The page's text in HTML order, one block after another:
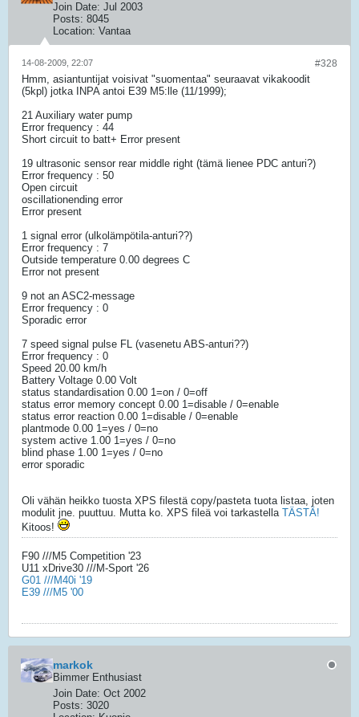
Join Date: Jul 2003
Posts: 8045
Location: Vantaa
#328
14-08-2009, 22:07
Hmm, asiantuntijat voisivat "suomentaa" seuraavat vikakoodit
(5kpl) jotka INPA antoi E39 M5:lle (11/1999);
21 Auxiliary water pump
Error frequency : 44
Short circuit to batt+ Error present
19 ultrasonic sensor rear middle right (tämä lienee PDC anturi?)
Error frequency : 50
Open circuit
oscillationending error
Error present
1 signal error (ulkolämpötila-anturi??)
Error frequency : 7
Outside temperature 0.00 degrees C
Error not present
9 not an ASC2-message
Error frequency : 0
Sporadic error
7 speed signal pulse FL (vasenetu ABS-anturi??)
Error frequency : 0
Speed 20.00 km/h
Battery Voltage 0.00 Volt
status standardisation 0.00 1=on / 0=off
status error memory concept 0.00 1=disable / 0=enable
status error reaction 0.00 1=disable / 0=enable
plantmode 0.00 1=yes / 0=no
system active 1.00 1=yes / 0=no
blind phase 1.00 1=yes / 0=no
error sporadic
Oli vähän heikko tuosta XPS filestä copy/pasteta tuota listaa, joten
modulit jne. puuttuu. Mutta ko. XPS fileä voi tarkastella TÄSTÄ!
Kitoos!
F90 ///M5 Competition '23
U11 xDrive30 ///M-Sport '26
G01 ///M40i '19
E39 ///M5 '00
markok
Bimmer Enthusiast
Join Date: Oct 2002
Posts: 3020